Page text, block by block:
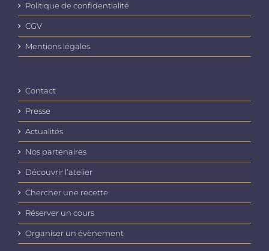
Politique de confidentialité
CGV
Mentions légales
Contact
Presse
Actualités
Nos partenaires
Découvrir l’atelier
Chercher une recette
Réserver un cours
Organiser un évènement